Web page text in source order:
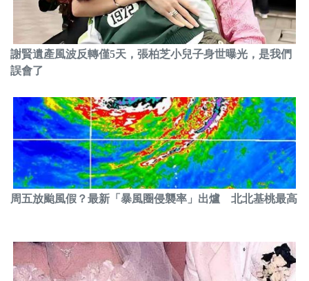
謝賢遺產風波反轉僅5天，張柏芝小兒子身世曝光，是我們
誤會了
周五放颱風假？最新「暴風圈侵襲率」出爐 北北基桃最高